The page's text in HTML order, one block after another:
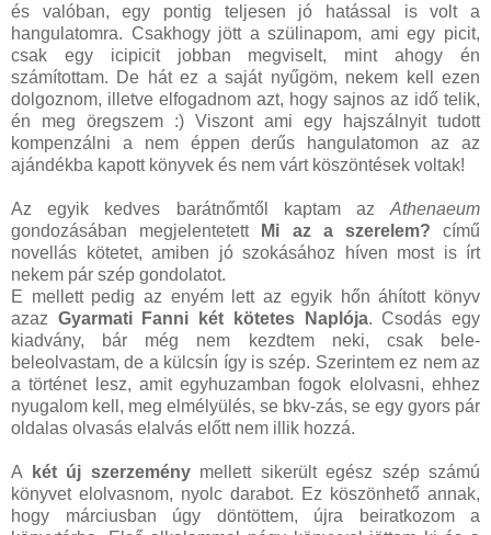
és valóban, egy pontig teljesen jó hatással is volt a
hangulatomra. Csakhogy jött a szülinapom, ami egy picit,
csak egy icipicit jobban megviselt, mint ahogy én
számítottam. De hát ez a saját nyűgöm, nekem kell ezen
dolgoznom, illetve elfogadnom azt, hogy sajnos az idő telik,
én meg öregszem :) Viszont ami egy hajszálnyit tudott
kompenzálni a nem éppen derűs hangulatomon az az
ajándékba kapott könyvek és nem várt köszöntések voltak!
Az egyik kedves barátnőmtől kaptam az Athenaeum
gondozásában megjelentetett
Mi az a szerelem? című
novellás kötetet, amiben jó szokásához híven most is írt
nekem pár szép gondolatot.
E mellett pedig az enyém lett az egyik hőn áhított könyv
azaz Gyarmati Fanni két kötetes Naplója. Csodás egy
kiadvány, bár még nem kezdtem neki, csak bele-
beleolvastam, de a külcsín így is szép. Szerintem ez nem az
a történet lesz, amit egyhuzamban fogok elolvasni, ehhez
nyugalom kell, meg elmélyülés, se bkv-zás, se egy gyors pár
oldalas olvasás elalvás előtt nem illik hozzá.
A két új szerzeménymellett sikerült egész szép számú
könyvet elolvasnom, nyolc darabot. Ez köszönhető annak,
hogy márciusban úgy döntöttem, újra beiratkozom a